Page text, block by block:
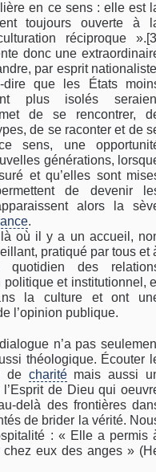
en ce sens : elle est
toujours ouverte à
réciproque
donc une
par esprit
dire que les États
plus isolés
de se rencontrer,
de se raconter et de
sens, une
générations,
et qu’elles sont
de devenir
alors la
.
où il y a un accueil,
pratiqué par tous et
des
et institutionnel,
la culture et ont
l’opinion publique.
n’a pas
théologique. Écouter
de charitémais aussi
de Dieu qui
delà des frontières
de brider la vérité.
: « Elle a permis
eux des anges »